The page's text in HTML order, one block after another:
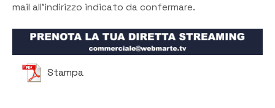
mail all’indirizzo indicato da confermare.
Stampa